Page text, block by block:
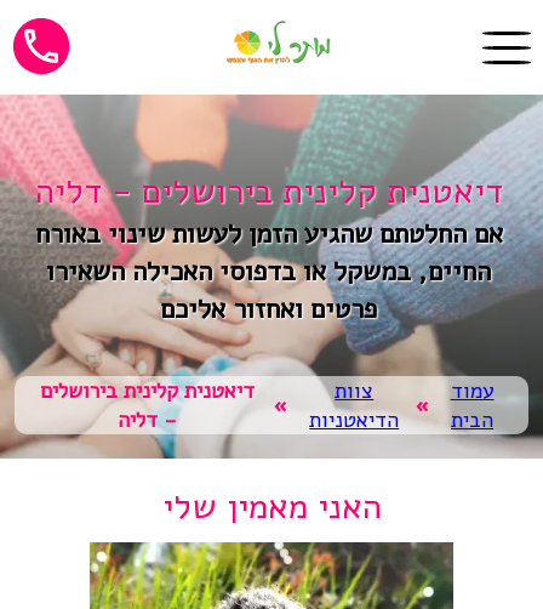
דיאטנית קלינית בירושלים - דליה
אם החלטתם שהגיע הזמן לעשות שינוי באורח
החיים, במשקל או בדפוסי האכילה השאירו
פרטים ואחזור אליכם
עמוד
הבית
»
צוות
הדיאטניות
»
דיאטנית קלינית בירושלים
- דליה
האני מאמין שלי